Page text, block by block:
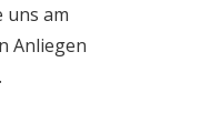
uns am
Anliegen